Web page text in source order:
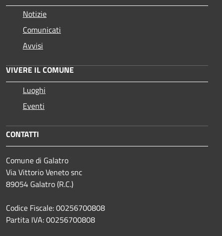
Notizie
Comunicati
Avvisi
VIVERE IL COMUNE
Luoghi
Eventi
CONTATTI
Comune di Galatro
Via Vittorio Veneto snc
89054 Galatro (R.C.)
Codice Fiscale: 00256700808
Partita IVA: 00256700808